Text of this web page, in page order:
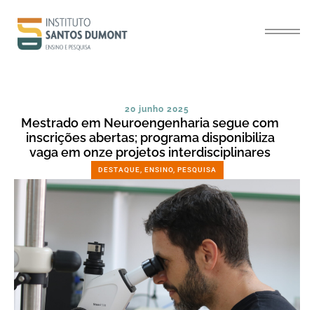
20 junho 2025
Mestrado em Neuroengenharia segue com
inscrições abertas; programa disponibiliza
vaga em onze projetos interdisciplinares
DESTAQUE ENSINO, PESQUISA